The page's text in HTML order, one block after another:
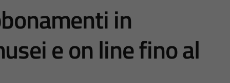
in
e on line fino al